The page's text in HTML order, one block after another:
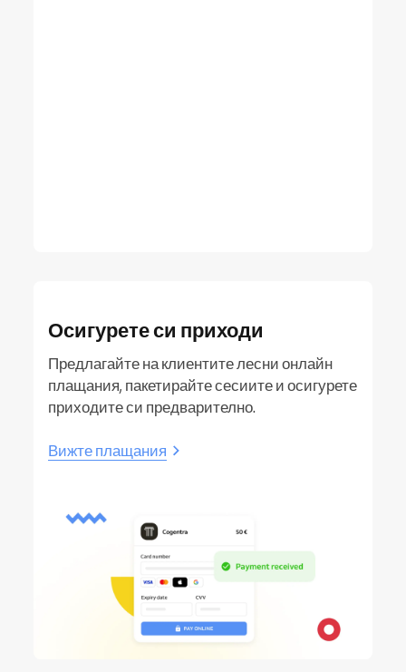
Осигурете си приходи
Предлагайте на клиентите лесни онлайн
плащания, пакетирайте сесиите и осигурете
приходите си предварително.
Вижте плащания